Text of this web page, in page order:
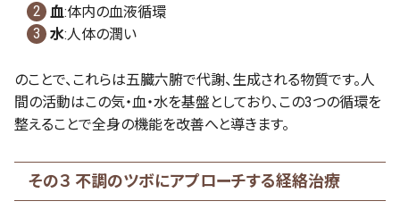
血:体内の血液循環
水:人体の潤い
のことで、これらは五臓六腑で代謝、生成される物質です。人
間の活動はこの気・血・水を基盤としており、この3つの循環を
整えることで全身の機能を改善へと導きます。
その３ 不調のツボにアプローチする経絡治療